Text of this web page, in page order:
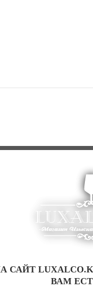
0
CORDON ROUGE
тгСАЙТ
ВАМ